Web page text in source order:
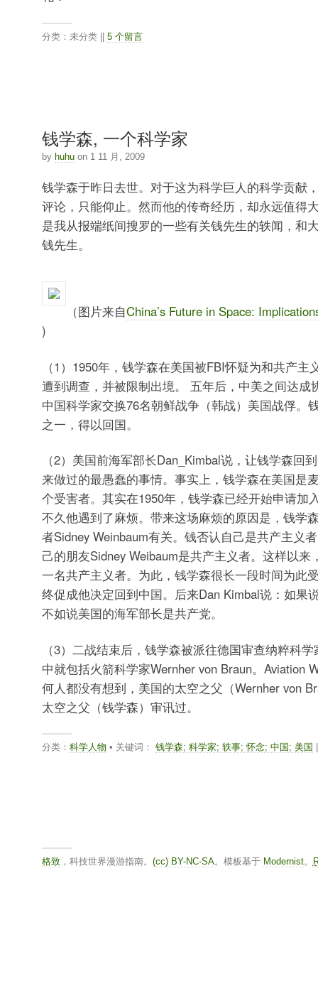
分类：未分类 || 5 个留言
钱学森, 一个科学家
by huhuon 1 11 月, 2009
钱学森于昨日去世。对于这为科学巨人的科学贡献
评论，只能仰止。然而他的传奇经历，却永远值得
是我从报端纸间搜罗的一些有关钱先生的轶闻，和
钱先生。
（图片来自China’s Future in Space:
)
（1）1950年，钱学森在美国被FBI怀疑为和共产主
遭到调查，并被限制出境。 五年后，中美之间达成
中国科学家交换76名朝鲜战争（韩战）美国战俘。
之一，得以回国。
（2）美国前海军部长Dan_Kimbal说，让钱学森回
来做过的最愚蠢的事情。事实上，钱学森在美国是
个受害者。其实在1950年，钱学森已经开始申请加
不久他遇到了麻烦。带来这场麻烦的原因是，钱学
者Sidney Weinbaum有关。钱否认自己是共产主义
己的朋友Sidney Weibaum是共产主义者。这样以来
一名共产主义者。为此，钱学森很长一段时间为此
终促成他决定回到中国。后来Dan Kimbal说：如果
不如说美国的海军部长是共产党。
（3）二战结束后，钱学森被派往德国审查纳粹科
中就包括火箭科学家Wernher von Braun。Aviation
何人都没有想到，美国的太空之父（Wernher von
太空之父（钱学森）审讯过。
分类： 科学人物 • 关键词： 钱学森; 科学家; 轶事; 怀念; 中国; 美国
格致，科技世界漫游指南。 (cc) BY-NC-SA。模板基于 Modernist。